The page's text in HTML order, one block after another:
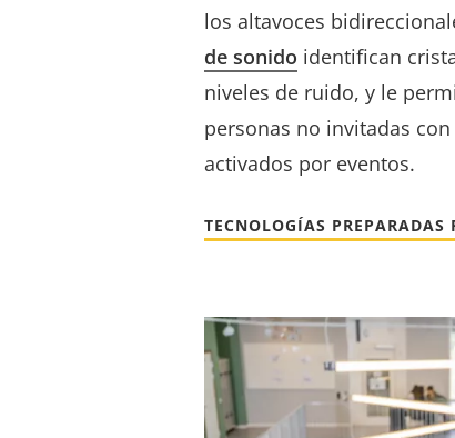
los altavoces
de sonido identifican
niveles de ruido, y le
personas no invitadas
activados por eventos.
TECNOLOGÍAS